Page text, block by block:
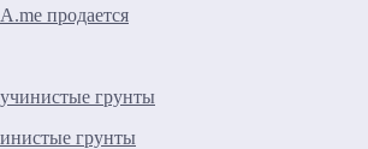
продается
грунты